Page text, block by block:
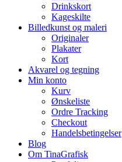
Drinkskort
Kageskilte
Billedkunst og maleri
Originaler
Plakater
Kort
Akvarel og tegning
Min konto
Kurv
Ønskeliste
Ordre Tracking
Checkout
Handelsbetingelser
Blog
Om TinaGrafisk